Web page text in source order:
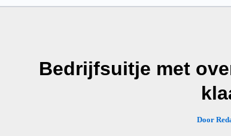
Bedrijfsuitje met
Door